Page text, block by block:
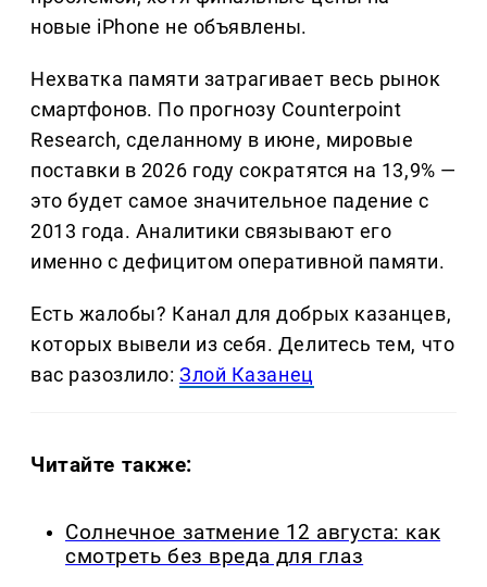
новые iPhone не объявлены.
Нехватка памяти затрагивает весь рынок
смартфонов. По прогнозу Counterpoint
Research, сделанному в июне, мировые
поставки в 2026 году сократятся на 13,9% —
это будет самое значительное падение с
2013 года. Аналитики связывают его
именно с дефицитом оперативной памяти.
Есть жалобы? Канал для добрых казанцев,
которых вывели из себя. Делитеcь тем, что
вас разозлило:Злой Казанец
Читайте также:
Солнечное затмение 12 августа: как
смотреть без вреда для глаз